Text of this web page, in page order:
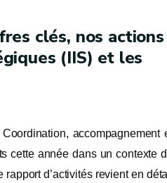
clés, nos actions
(IIS) et les
accompagnement
cette année dans un contexte
d’activités revient en